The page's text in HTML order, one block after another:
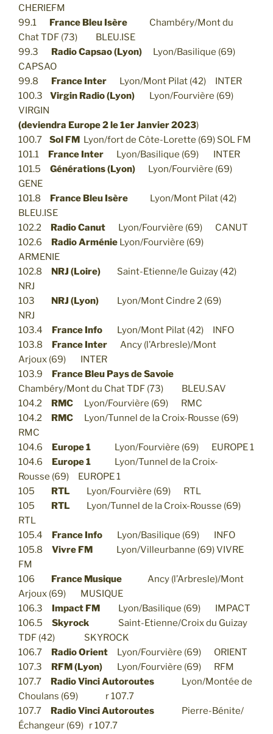
CHERIEFM
99.1
France Bleu Isère Chambéry/Mont du
Chat TDF (73) BLEU.ISE
99.3
Radio Capsao (Lyon)
Lyon/Basilique (69)
CAPSAO
99.8
France Inter
Lyon/Mont Pilat (42) INTER
100.3 Virgin Radio (Lyon)
Lyon/Fourvière (69)
VIRGIN
(deviendra Europe 2 le 1er Janvier 2023)
100.7 Sol FM
Lyon/fort de Côte-Lorette (69) SOL FM
101.1
France Inter
Lyon/Basilique (69) INTER
101.5 Générations (Lyon)
Lyon/Fourvière (69)
GENE
101.8
France Bleu Isère
Lyon/Mont Pilat (42)
BLEU.ISE
102.2
Radio Canut
Lyon/Fourvière (69) CANUT
102.6
Radio Arménie Lyon/Fourvière (69)
ARMENIE
102.8
NRJ (Loire) Saint-Etienne/le Guizay (42)
NRJ
103
NRJ (Lyon)
Lyon/Mont Cindre 2 (69)
NRJ
103.4
France Info
Lyon/Mont Pilat (42) INFO
103.8
France Inter Ancy (l’Arbresle)/Mont
Arjoux (69) INTER
103.9
France Bleu Pays de Savoie
Chambéry/Mont du Chat TDF (73) BLEU.SAV
104.2
RMC
Lyon/Fourvière (69) RMC
104.2
RMC
Lyon/Tunnel de la Croix-Rousse (69)
RMC
104.6
Europe 1
Lyon/Fourvière (69) EUROPE 1
104.6
Europe 1
Lyon/Tunnel de la Croix-
Rousse (69) EUROPE 1
105
RTL
Lyon/Fourvière (69) RTL
105
RTL
Lyon/Tunnel de la Croix-Rousse (69)
RTL
105.4
France Info
Lyon/Basilique (69) INFO
105.8 Vivre FM
Lyon/Villeurbanne (69) VIVRE
FM
106
France Musique Ancy (l’Arbresle)/Mont
Arjoux (69) MUSIQUE
106.3
Impact FM
Lyon/Basilique (69) IMPACT
106.5 Skyrock Saint-Etienne/Croix du Guizay
TDF (42) SKYROCK
106.7
Radio Orient
Lyon/Fourvière (69) ORIENT
107.3
RFM (Lyon)
Lyon/Fourvière (69) RFM
107.7
Radio Vinci Autoroutes
Lyon/Montée de
Choulans (69) r 107.7
107.7
Radio Vinci Autoroutes
Pierre-Bénite/
Échangeur (69) r 107.7